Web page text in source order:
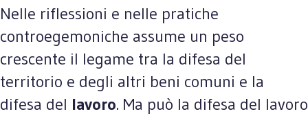
Nelle riflessioni e nelle pratiche
controegemoniche assume un peso
crescente il legame tra la difesa del
territorio e degli altri beni comuni e la
difesa del lavoro. Ma può la difesa del lavoro